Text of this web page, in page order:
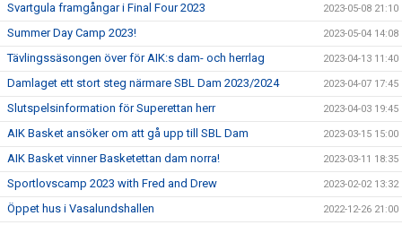
Svartgula framgångar i Final Four 2023 2023-05-08 21:10
Summer Day Camp 2023! 2023-05-04 14:08
Tävlingssäsongen över för AIK:s dam- och herrlag 2023-04-13 11:40
Damlaget ett stort steg närmare SBL Dam 2023/2024 2023-04-07 17:45
Slutspelsinformation för Superettan herr 2023-04-03 19:45
AIK Basket ansöker om att gå upp till SBL Dam 2023-03-15 15:00
AIK Basket vinner Basketettan dam norra! 2023-03-11 18:35
Sportlovscamp 2023 with Fred and Drew 2023-02-02 13:32
Öppet hus i Vasalundshallen 2022-12-26 21:00